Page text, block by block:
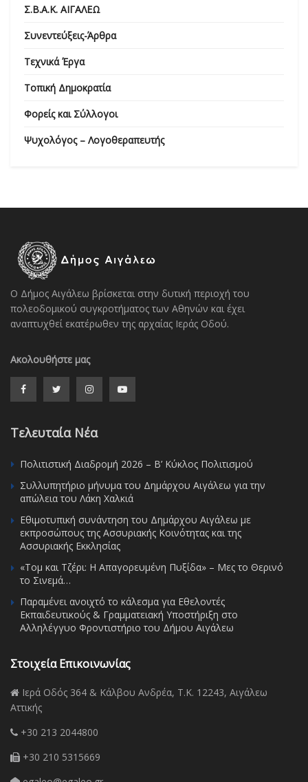
Σ.Β.Α.Κ. ΑΙΓΑΛΕΩ
Συνεντεύξεις-Άρθρα
Τεχνικά Έργα
Τοπική Δημοκρατία
Φορείς και Σύλλογοι
Ψυχολόγος – Λογοθεραπευτής
Ο Δήμος Αιγάλεω βρίσκεται στην δυτική περιοχή του
πολεοδομικού συγκροτήματος των Αθηνών και έχει
αναπτυχθεί εκατέρωθεν της αρχαίας Ιεράς Οδού.
Ακολουθήστε μας
Τελευταία Νέα
Πολιτιστική Διαδρομή 2026 – Β’ Κύκλος Πολιτισμού
Συλλυπητήριο μήνυμα του Δημάρχου Αιγάλεω για την
απώλεια του Λάκη Χαλκιά
Εθιμοτυπική συνάντηση του Δημάρχου Αιγάλεω με
εκπροσώπους της Ασσυριακής Κοινότητας και της
Ασσυριακής Εκκλησίας
«Τομ και Τζέρι: Η Απαγορευμένη Πυξίδα» – Μες το Θερινό
το Σινεμά…
Παραμένει ανοιχτό το κάλεσμα για Εθελοντές
Εκπαιδευτικούς & Γραμματειακή Υποστήριξη στο
Αλληλέγγυο Φροντιστήριο του Δήμου Αιγάλεω
Στοιχεία Επικοινωνίας
Ιερά Οδός 364 & Κάλβου Ανδρέα, Τ.Κ. 12243, Αιγάλεω
Αττικής
+30 213 2044800
+30 210 5315669